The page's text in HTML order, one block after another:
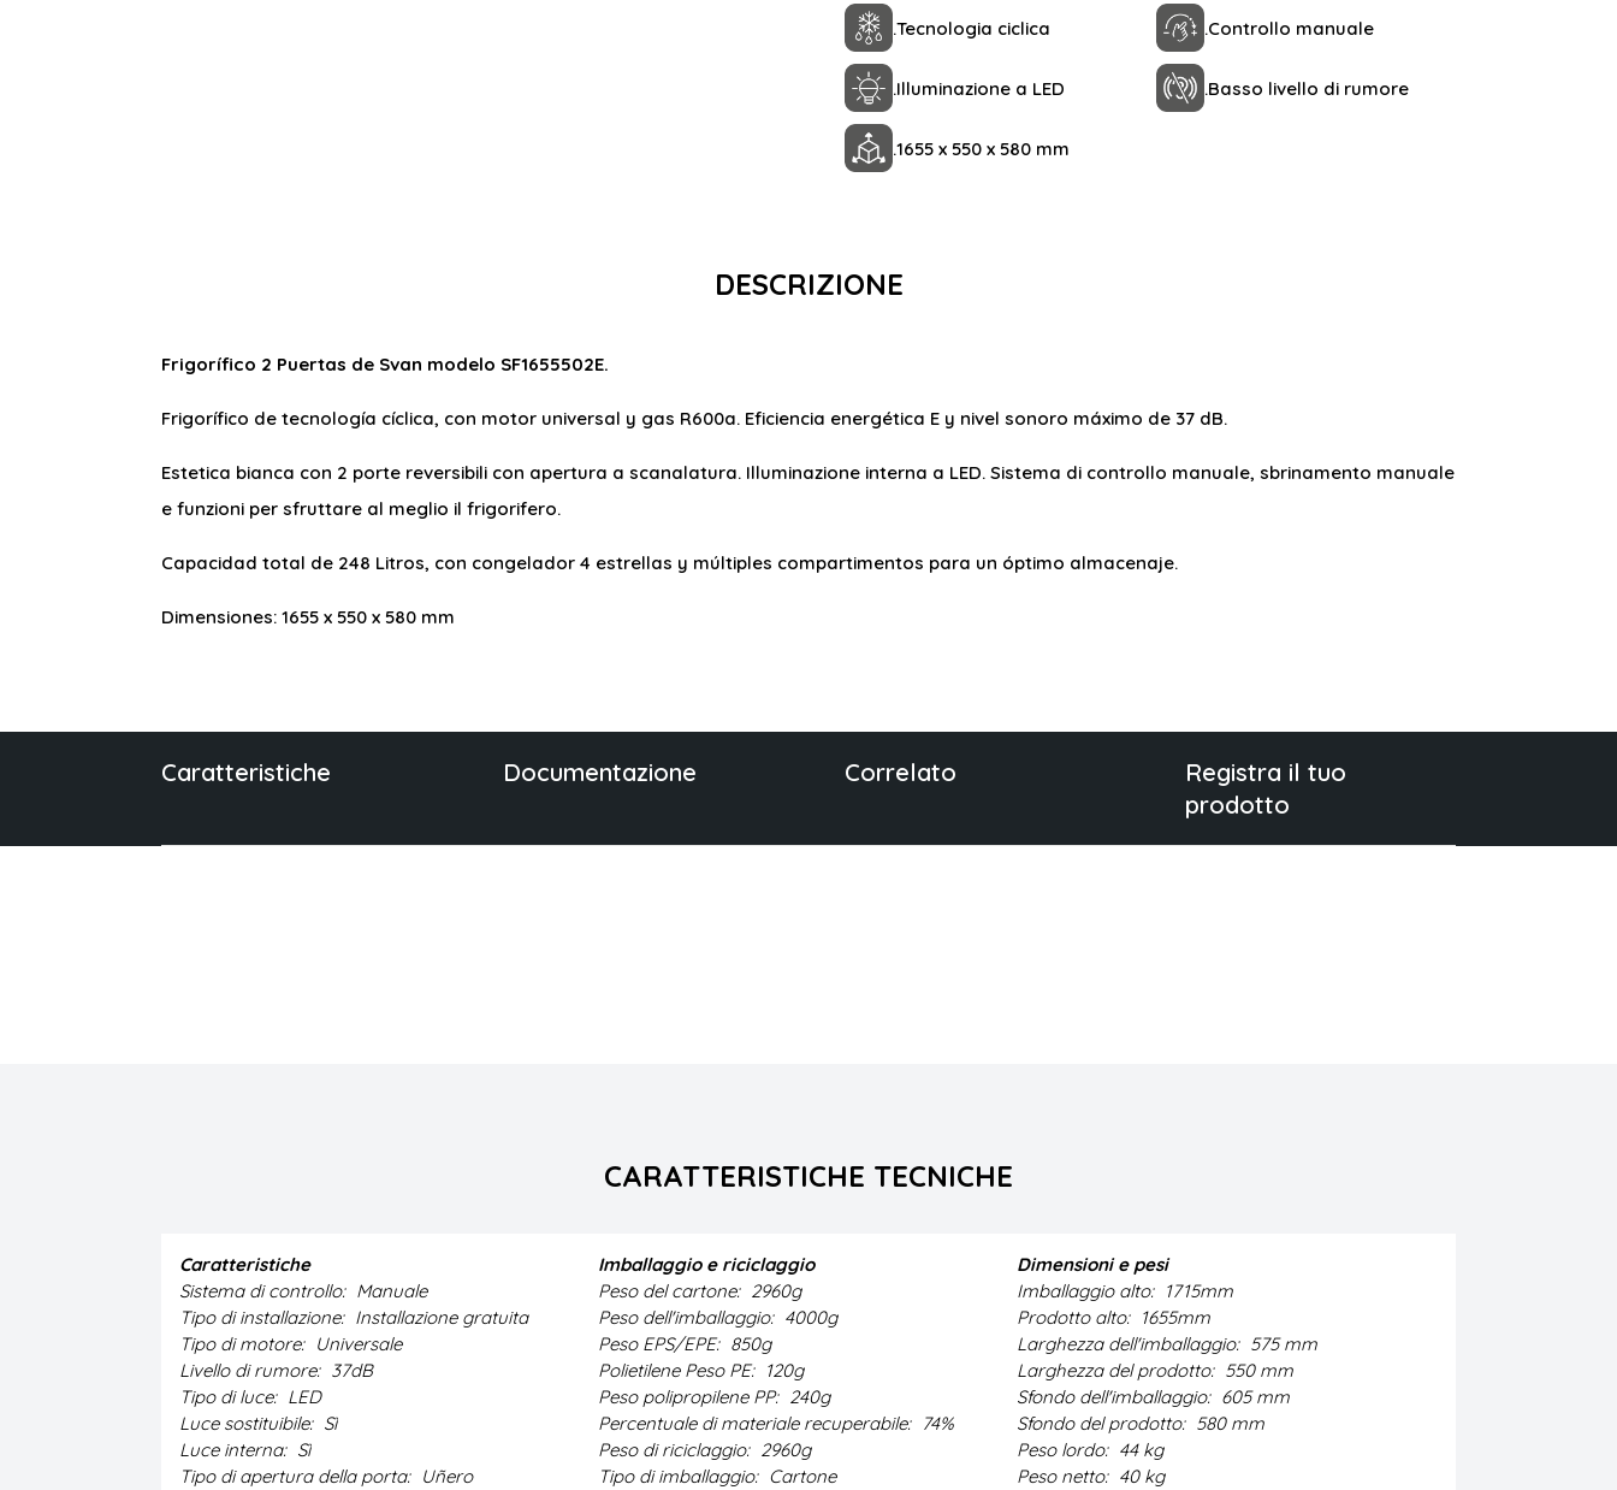
.Tecnologia ciclica .Controllo manuale
.Illuminazione a LED .Basso livello di rumore
.1655 x 550 x 580 mm
DESCRIZIONE
Frigorífico 2 Puertas de Svan modelo SF1655502E.
Frigorífico de tecnología cíclica, con motor universal y gas R600a. Eficiencia energética E y nivel sonoro máximo de 37 dB.
Estetica bianca con 2 porte reversibili con apertura a scanalatura. Illuminazione interna a LED. Sistema di controllo manuale, sbrinamento manuale
e funzioni per sfruttare al meglio il frigorifero.
Capacidad total de 248 Litros, con congelador 4 estrellas y múltiples compartimentos para un óptimo almacenaje.
Dimensiones: 1655 x 550 x 580 mm
Caratteristiche Documentazione Correlato
Registra il tuo
prodotto
CARATTERISTICHE TECNICHE
Caratteristiche
Sistema di controllo: Manuale
Tipo di installazione: Installazione gratuita
Tipo di motore: Universale
Livello di rumore: 37dB
Tipo di luce: LED
Luce sostituibile: Sì
Luce interna: Sì
Tipo di apertura della porta: Uñero
Imballaggio e riciclaggio
Peso del cartone: 2960g
Peso dell'imballaggio: 4000g
Peso EPS/EPE: 850g
Polietilene Peso PE: 120g
Peso polipropilene PP: 240g
Percentuale di materiale recuperabile: 74%
Peso di riciclaggio: 2960g
Tipo di imballaggio: Cartone
Dimensioni e pesi
Imballaggio alto: 1715mm
Prodotto alto: 1655mm
Larghezza dell'imballaggio: 575 mm
Larghezza del prodotto: 550 mm
Sfondo dell'imballaggio: 605 mm
Sfondo del prodotto: 580 mm
Peso lordo: 44 kg
Peso netto: 40 kg